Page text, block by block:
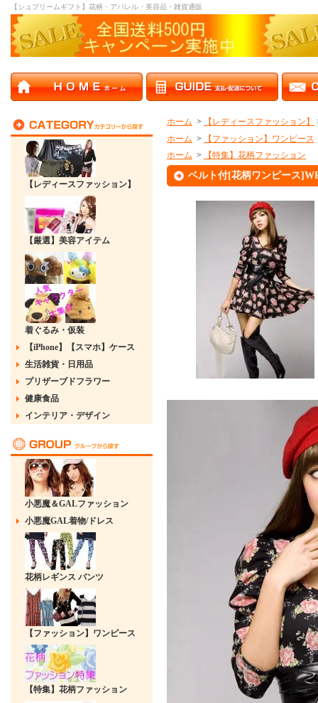
【シュプリームギフト】花柄・アパレル・美容品・雑貨通販
【レディースファッション】
【厳選】美容アイテム
着ぐるみ・仮装
【iPhone】【スマホ】ケース
生活雑貨・日用品
プリザーブドフラワー
健康食品
インテリア・デザイン
小悪魔＆GALファッション
小悪魔GAL着物/ドレス
花柄レギンス パンツ
【ファッション】ワンピース
【特集】花柄ファッション
ホーム > 【レディースファッション】
ホーム >
【ファッション】ワンピース
ホーム > 【特集】花柄ファッション
ベルト付[花柄ワンピース